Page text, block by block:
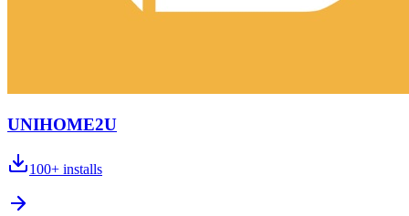
UNIHOME2U
100+ installs